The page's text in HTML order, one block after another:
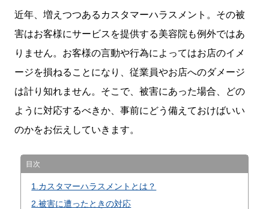
近年、増えつつあるカスタマーハラスメント。その被
害はお客様にサービスを提供する美容院も例外ではあ
りません。お客様の言動や行為によってはお店のイメ
ージを損ねることになり、従業員やお店へのダメージ
は計り知れません。そこで、被害にあった場合、どの
ように対応するべきか、事前にどう備えておけばいい
のかをお伝えしていきます。
目次
1.カスタマーハラスメントとは？
2.被害に遭ったときの対応